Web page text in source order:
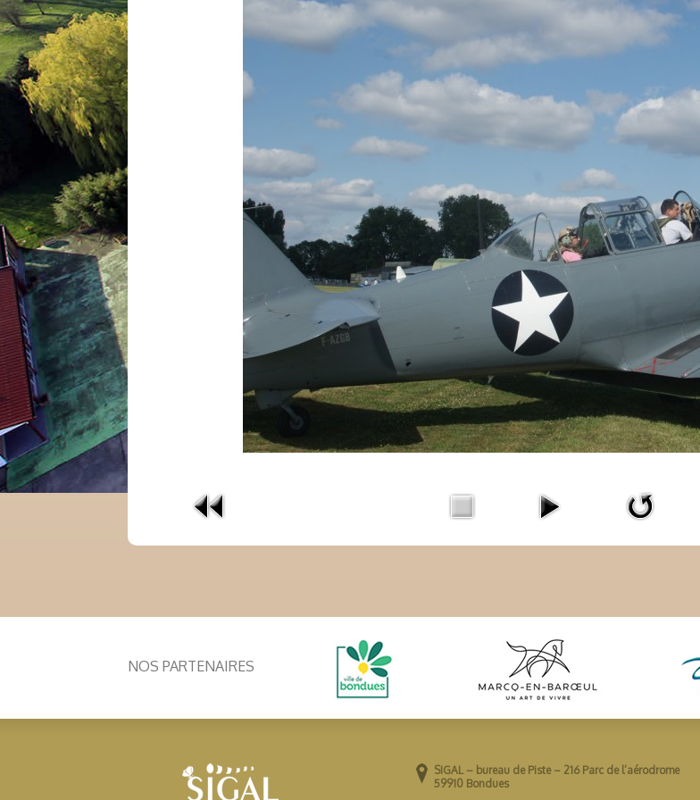
NOS PARTENAIRES
SIGAL – bureau de Piste – 216 Parc de l’aérodrome
59910 Bondues